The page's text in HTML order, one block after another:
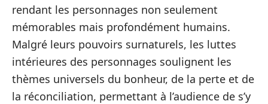
rendant les personnages non seulement
mémorables mais profondément humains.
Malgré leurs pouvoirs surnaturels, les luttes
intérieures des personnages soulignent les
thèmes universels du bonheur, de la perte et de
la réconciliation, permettant à l’audience de s’y